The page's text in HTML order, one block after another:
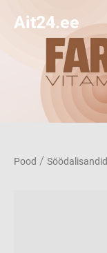
Ait24.ee
Pood / Söödalisandid